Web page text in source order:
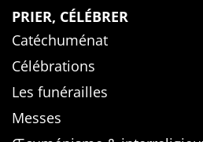
PRIER, CÉLÉBRER
Catéchuménat
Célébrations
Les funérailles
Messes